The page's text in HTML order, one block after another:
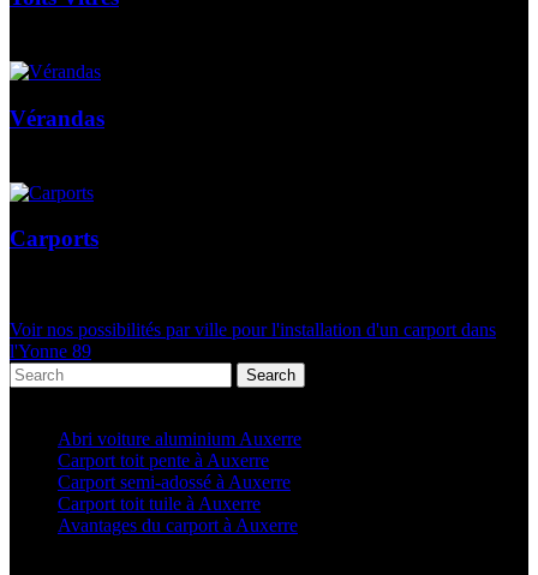
Vérandas
Carports
Voir nos possibilités par ville pour l'installation d'un carport dans
l'Yonne 89
Search
Abri voiture aluminium Auxerre
Carport toit pente à Auxerre
Carport semi-adossé à Auxerre
Carport toit tuile à Auxerre
Avantages du carport à Auxerre